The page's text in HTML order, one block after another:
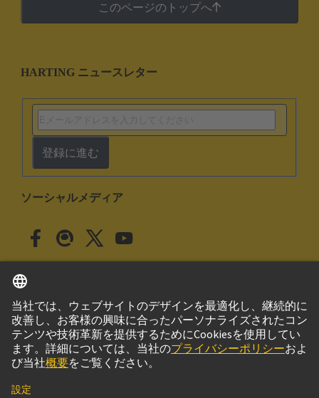
このページのトップへ
HARTING ニュースレター
登録に進む
ソーシャルメディア
日本 日本語
© ハーティング株式会社
このサイトについて